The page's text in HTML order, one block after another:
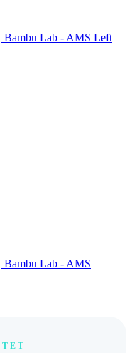
Bambu Lab - AMS Left
Bambu Lab - AMS